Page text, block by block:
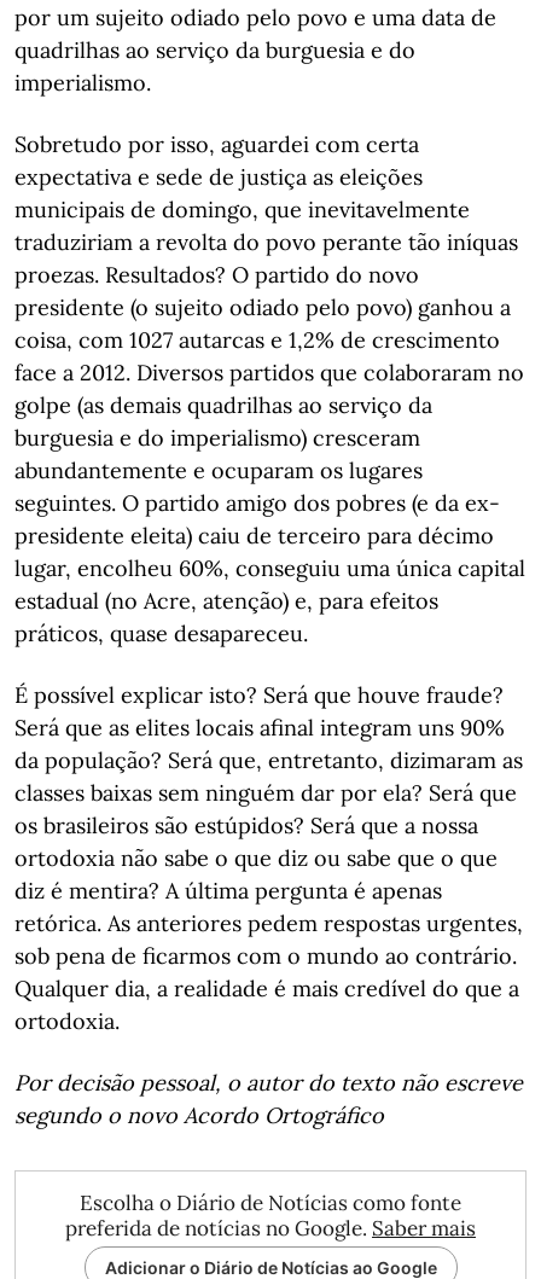
por um sujeito odiado pelo povo e uma data de
quadrilhas ao serviço da burguesia e do
imperialismo.
Sobretudo por isso, aguardei com certa
expectativa e sede de justiça as eleições
municipais de domingo, que inevitavelmente
traduziriam a revolta do povo perante tão iníquas
proezas. Resultados? O partido do novo
presidente (o sujeito odiado pelo povo) ganhou a
coisa, com 1027 autarcas e 1,2% de crescimento
face a 2012. Diversos partidos que colaboraram no
golpe (as demais quadrilhas ao serviço da
burguesia e do imperialismo) cresceram
abundantemente e ocuparam os lugares
seguintes. O partido amigo dos pobres (e da ex-
presidente eleita) caiu de terceiro para décimo
lugar, encolheu 60%, conseguiu uma única capital
estadual (no Acre, atenção) e, para efeitos
práticos, quase desapareceu.
É possível explicar isto? Será que houve fraude?
Será que as elites locais afinal integram uns 90%
da população? Será que, entretanto, dizimaram as
classes baixas sem ninguém dar por ela? Será que
os brasileiros são estúpidos? Será que a nossa
ortodoxia não sabe o que diz ou sabe que o que
diz é mentira? A última pergunta é apenas
retórica. As anteriores pedem respostas urgentes,
sob pena de ficarmos com o mundo ao contrário.
Qualquer dia, a realidade é mais credível do que a
ortodoxia.
Por decisão pessoal, o autor do texto não escreve
segundo o novo Acordo Ortográfico
Escolha o Diário de Notícias como fonte
preferida de notícias no Google. Saber mais
Adicionar o Diário de Notícias ao Google